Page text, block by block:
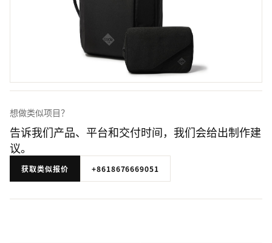
想做类似项目？
告诉我们产品、平台和交付时间，我们会给出制作建
议。
获取类似报价 +8618676669051